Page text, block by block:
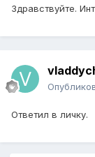
Здравствуйте.
Ответил в личку.